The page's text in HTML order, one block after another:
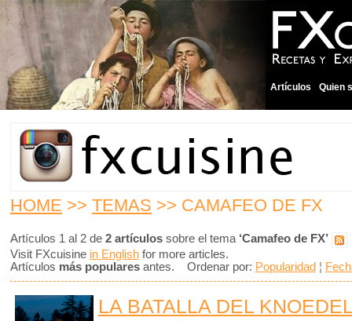
Artículos Quien
HOME >> TEMAS >> CAMAFEO DE FX
Artículos 1 al 2 de 2 artículos sobre el tema ‘Camafeo de FX’
Visit FXcuisine in English for more articles.
Artículos más populares antes. Ordenar por: Popularidad ¦
LA BATALLA DEL